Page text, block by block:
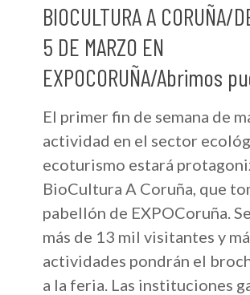
BIOCULTURA A CORUÑA/
5 DE MARZO EN
EXPOCORUÑA/Abrimos
El primer fin de semana de
actividad en el sector
ecoturismo estará
BioCultura A Coruña, que
pabellón de EXPOCoruña.
más de 13 mil visitantes y
actividades pondrán el
a la feria. Las instituciones